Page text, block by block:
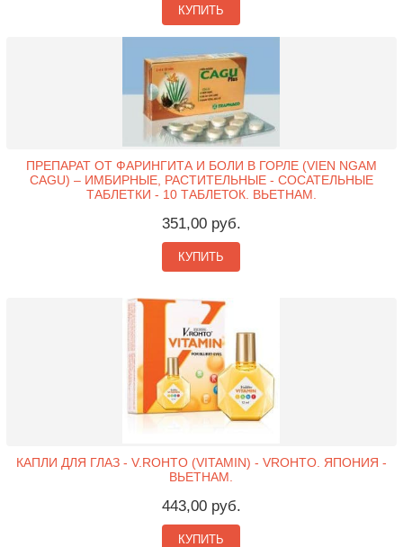
КУПИТЬ
ПРЕПАРАТ ОТ ФАРИНГИТА И БОЛИ В ГОРЛЕ (VIEN NGAM
CAGU) – ИМБИРНЫЕ, РАСТИТЕЛЬНЫЕ - СОСАТЕЛЬНЫЕ
ТАБЛЕТКИ - 10 ТАБЛЕТОК. ВЬЕТНАМ.
351,00 руб.
КУПИТЬ
КАПЛИ ДЛЯ ГЛАЗ - V.ROHTO (VITAMIN) - VROHTO. ЯПОНИЯ -
ВЬЕТНАМ.
443,00 руб.
КУПИТЬ